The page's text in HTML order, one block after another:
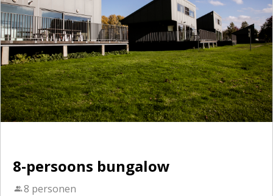
8-persoons bungalow
8 personen